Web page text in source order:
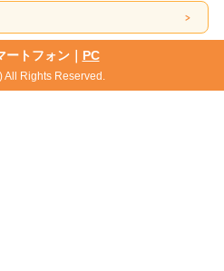
トフォン｜ PC
All Rights Reserved.